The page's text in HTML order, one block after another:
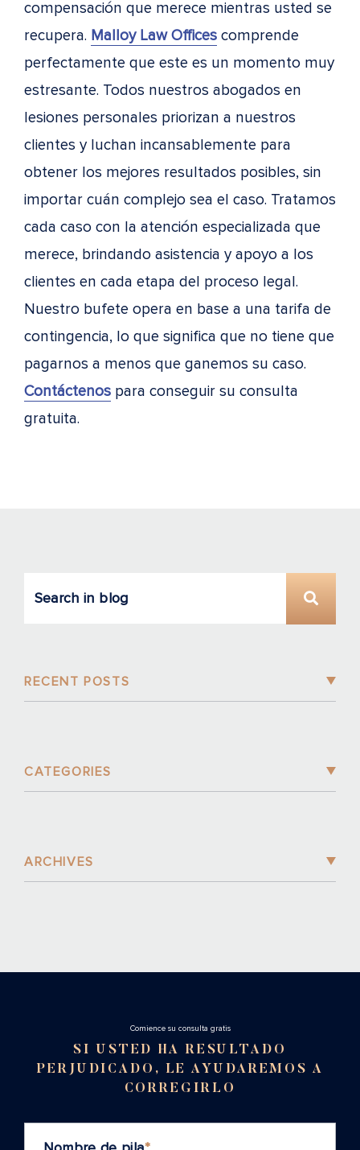
compensación que merece mientras usted se
recupera. Malloy Law Offices comprende
perfectamente que este es un momento muy
estresante. Todos nuestros abogados en
lesiones personales priorizan a nuestros
clientes y luchan incansablemente para
obtener los mejores resultados posibles, sin
importar cuán complejo sea el caso. Tratamos
cada caso con la atención especializada que
merece, brindando asistencia y apoyo a los
clientes en cada etapa del proceso legal.
Nuestro bufete opera en base a una tarifa de
contingencia, lo que significa que no tiene que
pagarnos a menos que ganemos su caso.
Contáctenos para conseguir su consulta
gratuita.
RECENT POSTS
CATEGORIES
ARCHIVES
Cоmience su consulta gratis
SI USTED HA RESULTADO
PERJUDICADO, LE AYUDAREMOS A
CORREGIRLO